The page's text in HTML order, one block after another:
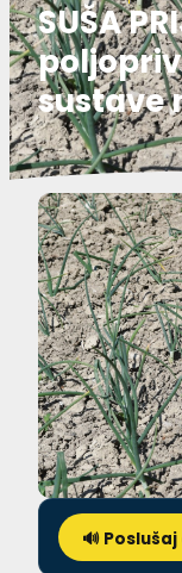
SUŠA
sustave
🔊